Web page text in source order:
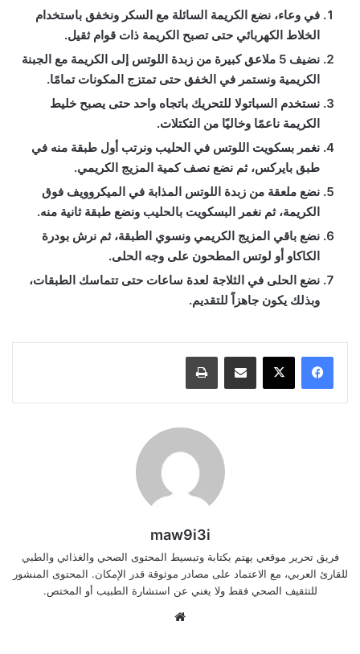
في وعاء، نضع الكريمة السائلة مع السكر ونخفق باستخدام
الخلاط الكهربائي حتى تصبح الكريمة ذات قوام ثقيل.
نضيف 5 ملاعق كبيرة من زبدة اللوتس إلى الكريمة مع الجبنة
الكريمية ونستمر في الخفق حتى تمتزج المكونات تمامًا.
نستخدم السباتولا للتحريك باتجاه واحد حتى يصبح خليط
الكريمة ناعمًا وخاليًا من التكتلات.
نغمر بسكويت اللوتس في الحليب ونرتب أول طبقة منه في
طبق بايركس، ثم نضع نصف كمية المزيج الكريمي.
نضع ملعقة من زبدة اللوتس المذابة في الميكروويف فوق
الكريمة، ثم نغمر البسكويت بالحليب ونضع طبقة ثانية منه.
نضع باقي المزيج الكريمي ونسوي الطبقة، ثم نرش بودرة
الكاكاو أو لوتس المطحون على وجه الحلى.
نضع الحلى في الثلاجة لعدة ساعات حتى تتماسك الطبقات،
وبذلك يكون جاهزاً للتقديم.
مشاركة عبر البريد طباعة
maw9i3i
فريق تحرير موقعي يهتم بكتابة وتبسيط المحتوى الصحي والغذائي والطبي
للقارئ العربي، مع الاعتماد على مصادر موثوقة قدر الإمكان. المحتوى المنشور
للتثقيف الصحي فقط ولا يغني عن استشارة الطبيب أو المختص.